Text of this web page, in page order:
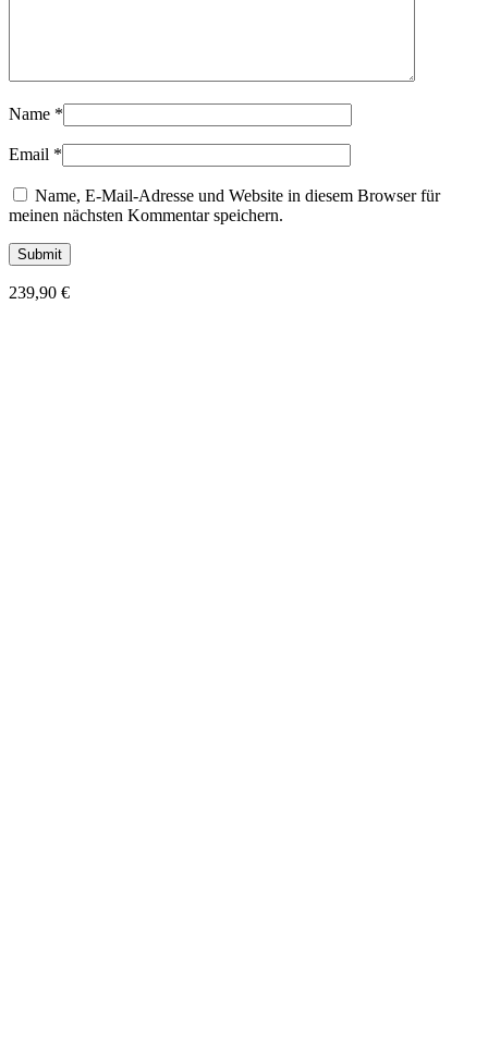
Name *
Email *
Name, E-Mail-Adresse und Website in diesem Browser für
meinen nächsten Kommentar speichern.
239,90 €